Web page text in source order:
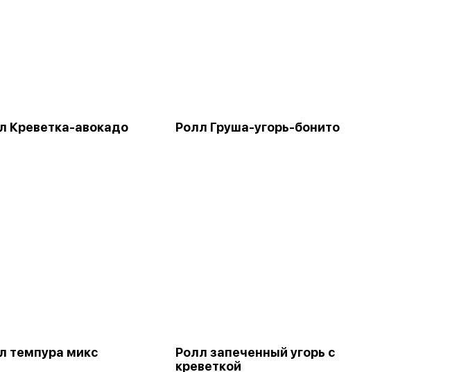
Креветка-авокадо Ролл Груша-угорь-бонито
темпура микс
Ролл запеченный угорь с
креветкой